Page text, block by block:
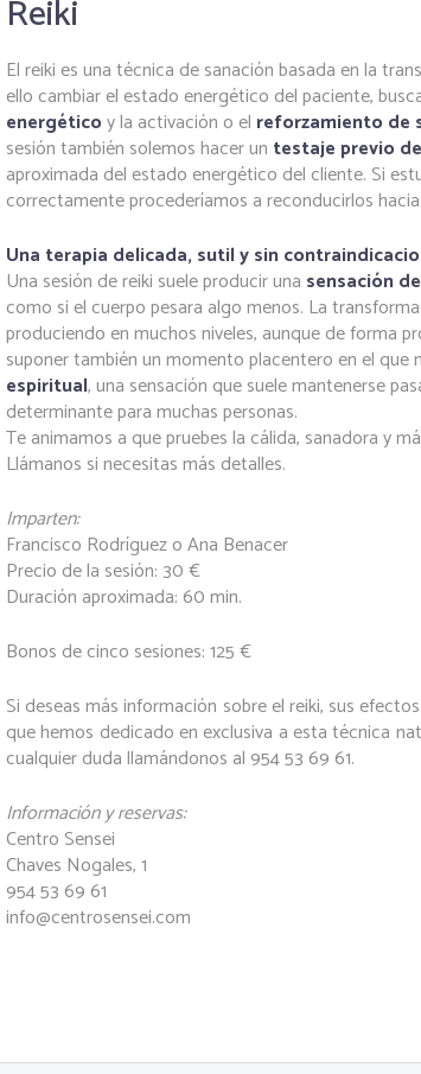
Reiki
El reiki es una técnica de sanación basada en la
ello cambiar el estado energético del paciente,
energéticoy la activación o el reforzamiento de
sesión también solemos hacer un testaje previo
aproximada del estado energético del cliente. Si
correctamente procederíamos a reconducirlos
Una terapia delicada, sutil y sin
Una sesión de reiki suele producir una sensación
como si el cuerpo pesara algo menos. La
produciendo en muchos niveles, aunque de forma
suponer también un momento placentero en el que
espiritual, una sensación que suele mantenerse
determinante para muchas personas.
Te animamos a que pruebes la cálida, sanadora y
Llámanos si necesitas más detalles.
Imparten:
Francisco Rodríguez o Ana Benacer
Precio de la sesión: 30 €
Duración aproximada: 60 min.
Bonos de cinco sesiones: 125 €
Si deseas más información sobre el reiki, sus
que hemos dedicado en exclusiva a esta técnica
cualquier duda llamándonos al 954 53 69 61.
Información y reservas:
Centro Sensei
Chaves Nogales, 1
954 53 69 61
info@centrosensei.com